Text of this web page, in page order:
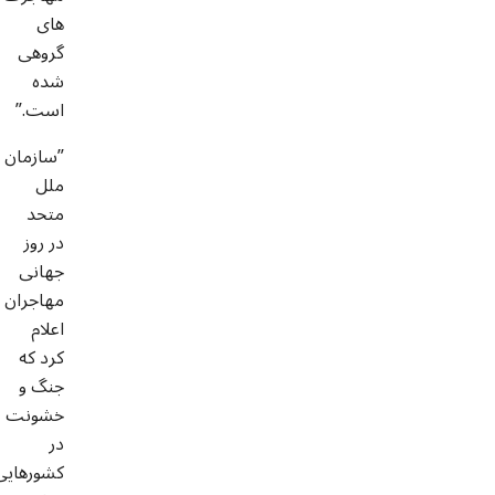
های
گروهی
شده
است.”
”سازمان
ملل
متحد
در روز
جهانی
مهاجران
اعلام
کرد که
جنگ و
خشونت
در